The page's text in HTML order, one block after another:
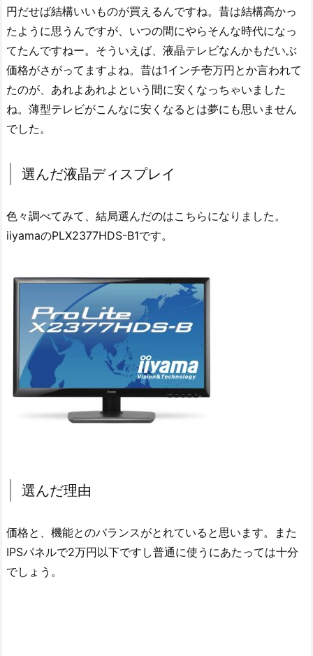
円だせば結構いいものが買えるんですね。昔は結構高かっ
たように思うんですが、いつの間にやらそんな時代になっ
てたんですねー。そういえば、液晶テレビなんかもだいぶ
価格がさがってますよね。昔は1インチ壱万円とか言われて
たのが、あれよあれよという間に安くなっちゃいました
ね。薄型テレビがこんなに安くなるとは夢にも思いません
でした。
選んだ液晶ディスプレイ
色々調べてみて、結局選んだのはこちらになりました。
iiyamaのPLX2377HDS-B1です。
選んだ理由
価格と、機能とのバランスがとれていると思います。また
IPSパネルで2万円以下ですし普通に使うにあたっては十分
でしょう。